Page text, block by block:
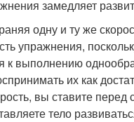
замедляет
одну и ту же
упражнения,
к выполнению
их как
вы ставите перед
тело